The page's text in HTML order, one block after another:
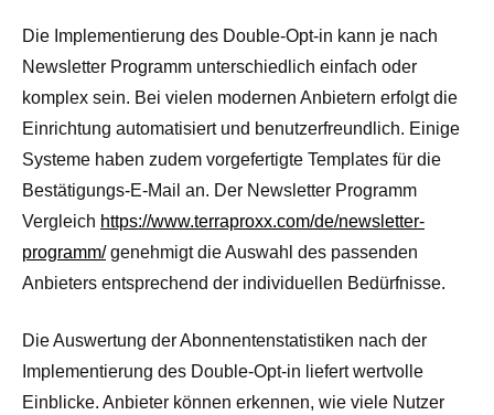
Die Implementierung des Double-Opt-in kann je nach
Newsletter Programm unterschiedlich einfach oder
komplex sein. Bei vielen modernen Anbietern erfolgt die
Einrichtung automatisiert und benutzerfreundlich. Einige
Systeme haben zudem vorgefertigte Templates für die
Bestätigungs-E-Mail an. Der Newsletter Programm
Vergleich https://www.terraproxx.com/de/newsletter-
programm/genehmigt die Auswahl des passenden
Anbieters entsprechend der individuellen Bedürfnisse.
Die Auswertung der Abonnentenstatistiken nach der
Implementierung des Double-Opt-in liefert wertvolle
Einblicke. Anbieter können erkennen, wie viele Nutzer